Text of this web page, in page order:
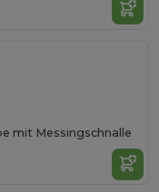
mit Messingschnalle